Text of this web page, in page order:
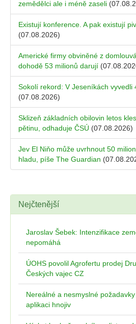
zemědělci ale i méně zaseli
Existují konference. A pak existují
(07.08.2026)
Americké firmy obviněné z
dohodě 53 milionů darují
Sokolí rekord: V Jeseníkách vyvedli
(07.08.2026)
Sklizeň základních obilovin letos
pětinu, odhaduje ČSÚ (07.08.2026)
Jev El Niňo může uvrhnout 50
hladu, píše The Guardian
Nejčtenější
Jaroslav Šebek: Intenzifikace
nepomáhá
ÚOHS povolil Agrofertu prodej
Českých vajec CZ
Nereálné a nesmyslné
aplikaci hnojiv